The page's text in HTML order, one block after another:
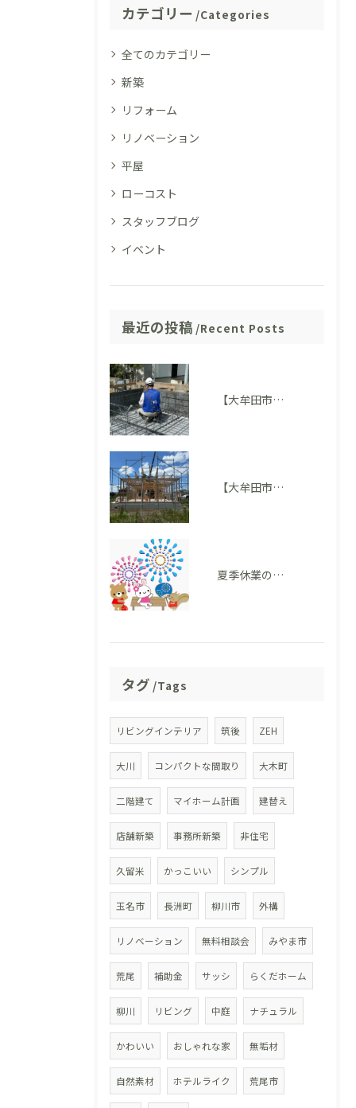
カテゴリー Categories
全てのカテゴリー
新築
リフォーム
リノベーション
平屋
ローコスト
スタッフブログ
イベント
最近の投稿 Recent Posts
【大牟田市M様邸】配筋検査に適合しました。完成後には見えない部分も大切にしています
【大牟田市 T様邸】上棟を迎えました！いよいよ住まいの形が見えてきました
夏季休業のお知らせ
タグ Tags
リビングインテリア 筑後 ZEH
大川 コンパクトな間取り 大木町
二階建て マイホーム計画 建替え
店舗新築 事務所新築 非住宅
久留米 かっこいい シンプル
玉名市 長洲町 柳川市 外構
リノベーション 無料相談会 みやま市
荒尾 補助金 サッシ らくだホーム
柳川 リビング 中庭 ナチュラル
かわいい おしゃれな家 無垢材
自然素材 ホテルライク 荒尾市